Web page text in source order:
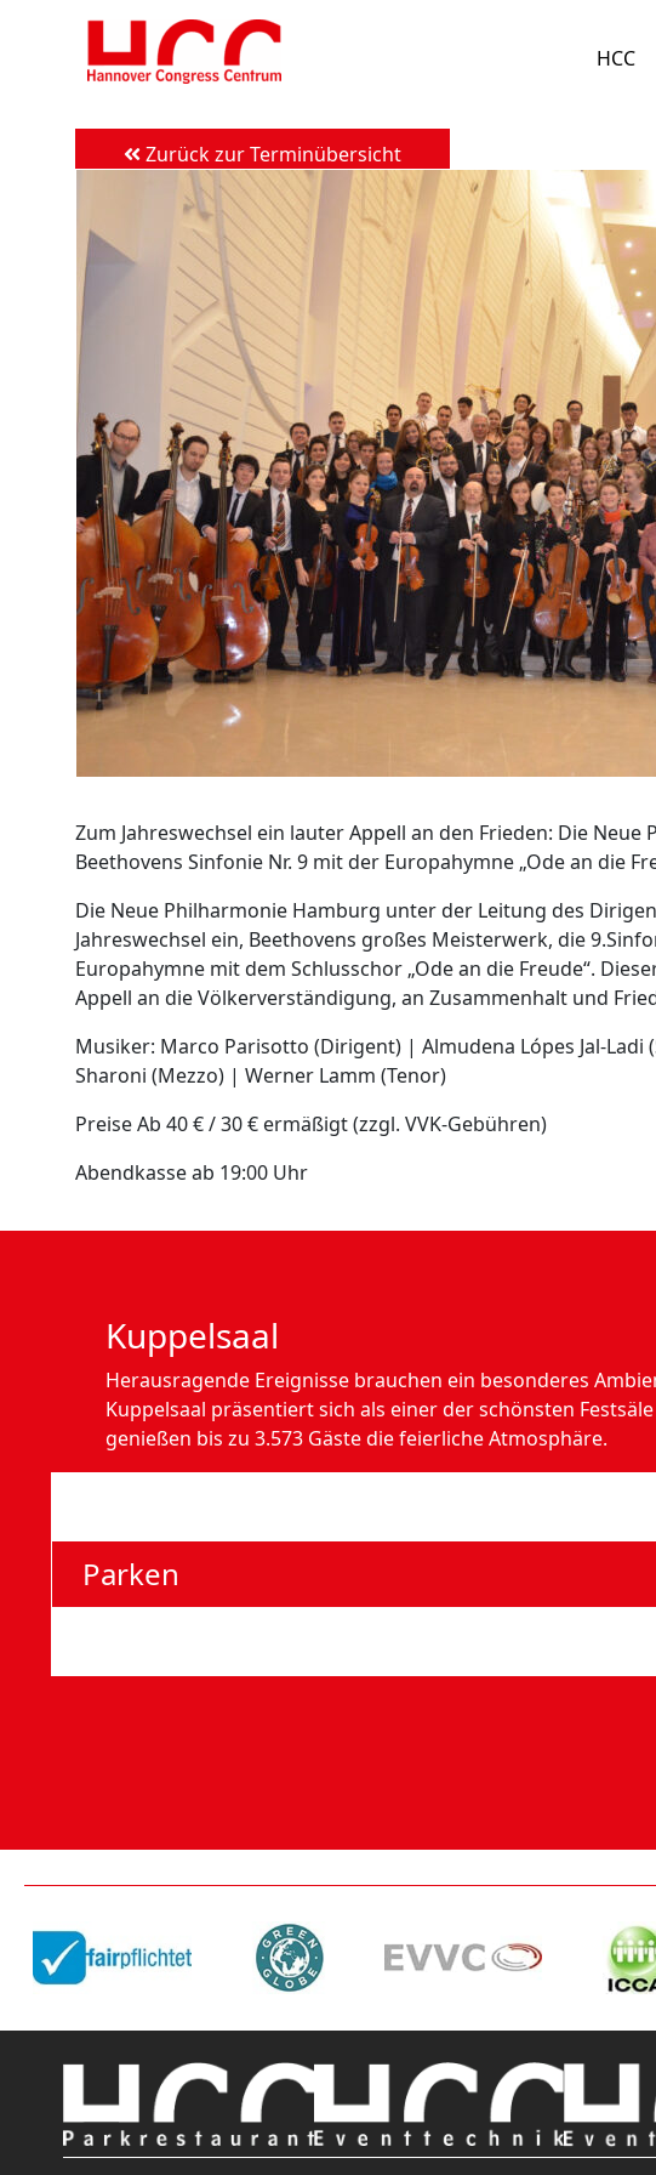
HCC
Zurück zur Terminübersicht
Zum Jahreswechsel ein lauter Appell an den Frieden: Die
Beethovens Sinfonie Nr. 9 mit der Europahymne „Ode an die
Die Neue Philharmonie Hamburg unter der Leitung des
Jahreswechsel ein, Beethovens großes Meisterwerk, die
Europahymne mit dem Schlusschor „Ode an die Freude“.
Appell an die Völkerverständigung, an Zusammenhalt und
Musiker: Marco Parisotto (Dirigent) | Almudena Lópes Jal-Ladi
Sharoni (Mezzo) | Werner Lamm (Tenor)
Preise Ab 40 € / 30 € ermäßigt (zzgl. VVK-Gebühren)
Abendkasse ab 19:00 Uhr
Kuppelsaal
Herausragende Ereignisse brauchen ein besonderes
Kuppelsaal präsentiert sich als einer der schönsten
genießen bis zu 3.573 Gäste die feierliche Atmosphäre.
Parken